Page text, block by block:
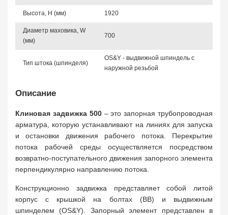
Высота, Н (мм) 1920
Диаметр маховика, W
(мм)
700
Тип штока (шпинделя)
OS&Y - выдвижной шпиндель с
наружной резьбой
Описание
Клиновая задвижка 500– это запорная трубопроводная
арматура, которую устанавливают на линиях для запуска
и остановки движения рабочего потока. Перекрытие
потока рабочей среды осуществляется посредством
возвратно-поступательного движения запорного элемента
перпендикулярно направлению потока.
Конструкционно задвижка представляет собой литой
корпус с крышкой на болтах (BB) и выдвижным
шпинделем (OS&Y). Запорный элемент представлен в